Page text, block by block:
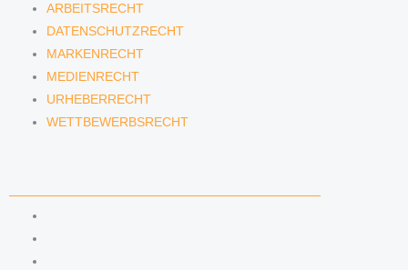
ARBEITSRECHT
DATENSCHUTZRECHT
MARKENRECHT
MEDIENRECHT
URHEBERRECHT
WETTBEWERBSRECHT